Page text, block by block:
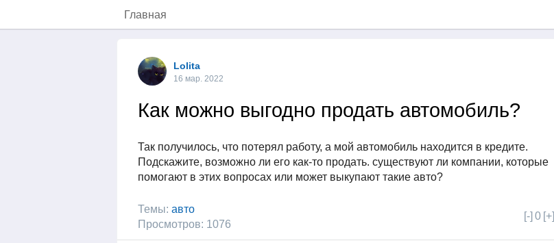
Главная
Lolita
16 мар. 2022
Как можно выгодно продать автомобиль?
Так получилось, что потерял работу, а мой автомобиль находится в кредите.
Подскажите, возможно ли его как-то продать. существуют ли компании, которые
помогают в этих вопросах или может выкупают такие авто?
[-] 0 [+]
Темы: авто
Просмотров: 1076